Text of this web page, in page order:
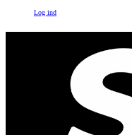
Log ind